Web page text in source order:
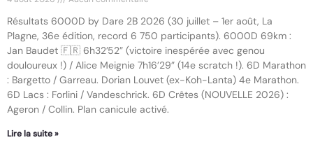
Résultats 6000D by Dare 2B 2026 (30 juillet – 1er août, La
Plagne, 36e édition, record 6 750 participants). 6000D 69km :
Jan Baudet 🇫🇷 6h32’52” (victoire inespérée avec genou
douloureux !) / Alice Meignie 7h16’29” (14e scratch !). 6D Marathon
: Bargetto / Garreau. Dorian Louvet (ex-Koh-Lanta) 4e Marathon.
6D Lacs : Forlini / Vandeschrick. 6D Crêtes (NOUVELLE 2026) :
Ageron / Collin. Plan canicule activé.
Lire la suite »